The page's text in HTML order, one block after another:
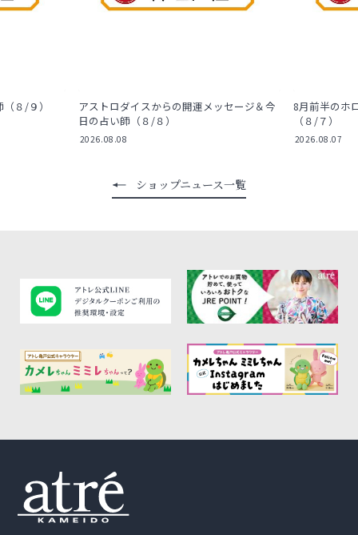
８/９）
アストロダイスからの開運メッセージ＆今
日の占い師（８/８）
2026.08.08
8月前半のホ
（８/７）
2026.08.07
ショップニュース一覧